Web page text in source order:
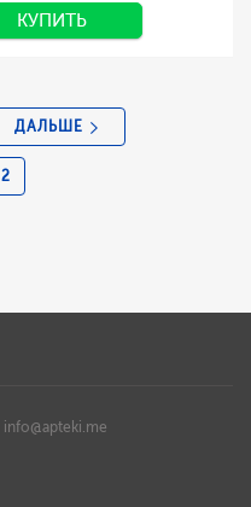
КУПИТЬ
2
ДАЛЬШЕ
info@apteki.me